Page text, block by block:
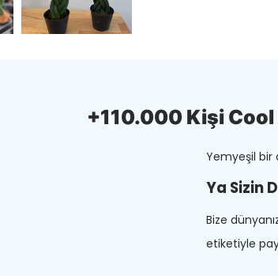
+110.000 Kişi
Yemyeşil bir
Ya Sizin
Bize
etiketiyle